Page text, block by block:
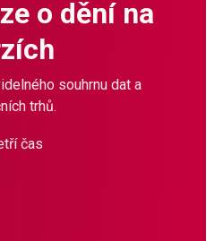
o dění na
souhrnu dat a
trhů.
čas